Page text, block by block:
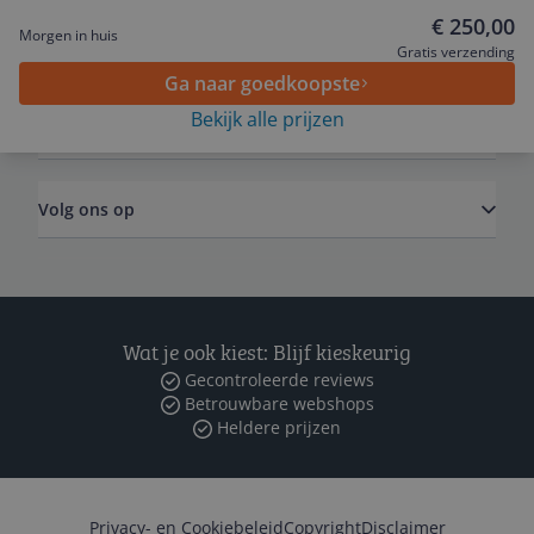
Morgen in huis € 250,00
Gratis verzending
Ga naar goedkoopste
Bekijk alle prijzen
Algemeen
Volg ons op
Wat je ook kiest: Blijf kieskeurig
Gecontroleerde reviews
Betrouwbare webshops
Heldere prijzen
Privacy- en CookiebeleidCopyrightDisclaimer